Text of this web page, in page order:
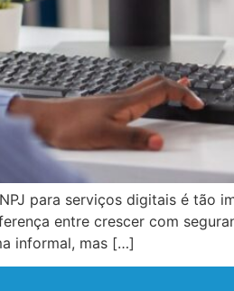
para serviços digitais é tão
entre crescer com
informal, mas […]